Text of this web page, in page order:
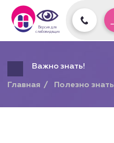
Версия для
слабовидящих
Важно знать!
Главная Полезно знать